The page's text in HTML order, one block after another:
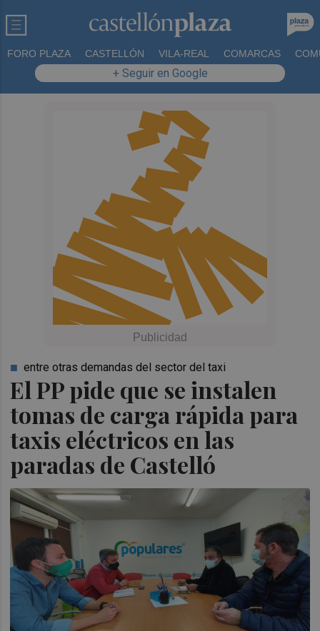
FORO PLAZA CASTELLÓN VILA-REAL COMARCAS
+ Seguir en Google
El PP pide que se instalen
tomas de carga rápida para
taxis eléctricos en las
paradas de Castelló
entre otras demandas del sector del taxi